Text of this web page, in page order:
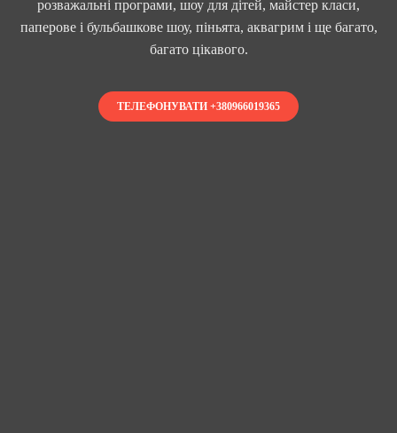
розважальні програми, шоу для дітей, майстер класи,
паперове і бульбашкове шоу, піньята, аквагрим і ще багато,
багато цікавого.
ТЕЛЕФОНУВАТИ +380966019365